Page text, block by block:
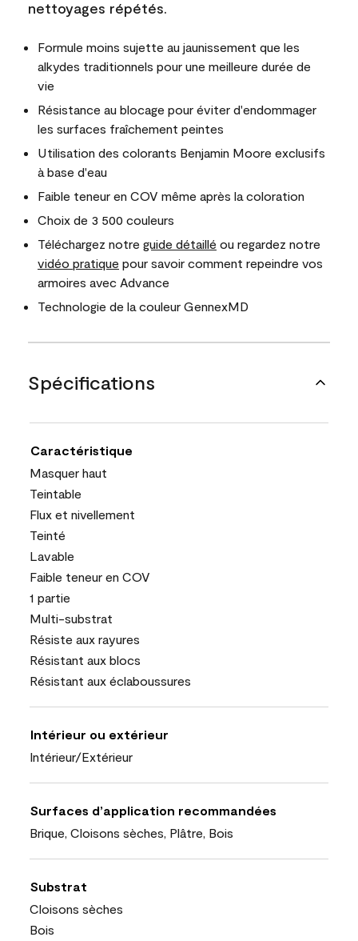
nettoyages répétés.
Formule moins sujette au jaunissement que les
alkydes traditionnels pour une meilleure durée de
vie
Résistance au blocage pour éviter d'endommager
les surfaces fraîchement peintes
Utilisation des colorants Benjamin Moore exclusifs
à base d'eau
Faible teneur en COV même après la coloration
Choix de 3 500 couleurs
Téléchargez notre guide détaillé ou regardez notre
vidéo pratique pour savoir comment repeindre vos
armoires avec Advance
Technologie de la couleur GennexMD
Spécifications
Caractéristique
Masquer haut
Teintable
Flux et nivellement
Teinté
Lavable
Faible teneur en COV
1 partie
Multi-substrat
Résiste aux rayures
Résistant aux blocs
Résistant aux éclaboussures
Intérieur ou extérieur
Intérieur/Extérieur
Surfaces d’application recommandées
Brique, Cloisons sèches, Plâtre, Bois
Substrat
Cloisons sèches
Bois